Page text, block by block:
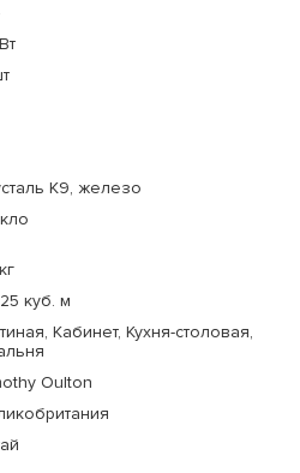
K9, железо
куб. м
Кабинет, Кухня-столовая,
Oulton